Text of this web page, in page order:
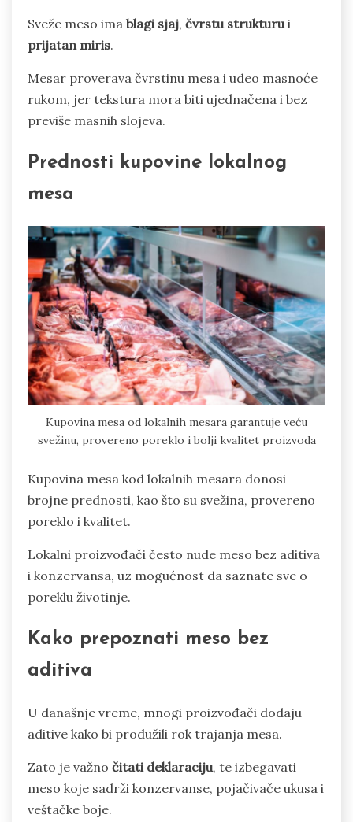
Sveže meso ima blagi sjaj, čvrstu strukturui
prijatan miris.
Mesar proverava čvrstinu mesa i udeo masnoće
rukom, jer tekstura mora biti ujednačena i bez
previše masnih slojeva.
Prednosti kupovine lokalnog
mesa
Kupovina mesa od lokalnih mesara garantuje veću
svežinu, provereno poreklo i bolji kvalitet proizvoda
Kupovina mesa kod lokalnih mesara donosi
brojne prednosti, kao što su svežina, provereno
poreklo i kvalitet.
Lokalni proizvođači često nude meso bez aditiva
i konzervansa, uz mogućnost da saznate sve o
poreklu životinje.
Kako prepoznati meso bez
aditiva
U današnje vreme, mnogi proizvođači dodaju
aditive kako bi produžili rok trajanja mesa.
Zato je važno čitati deklaraciju, te izbegavati
meso koje sadrži konzervanse, pojačivače ukusa i
veštačke boje.